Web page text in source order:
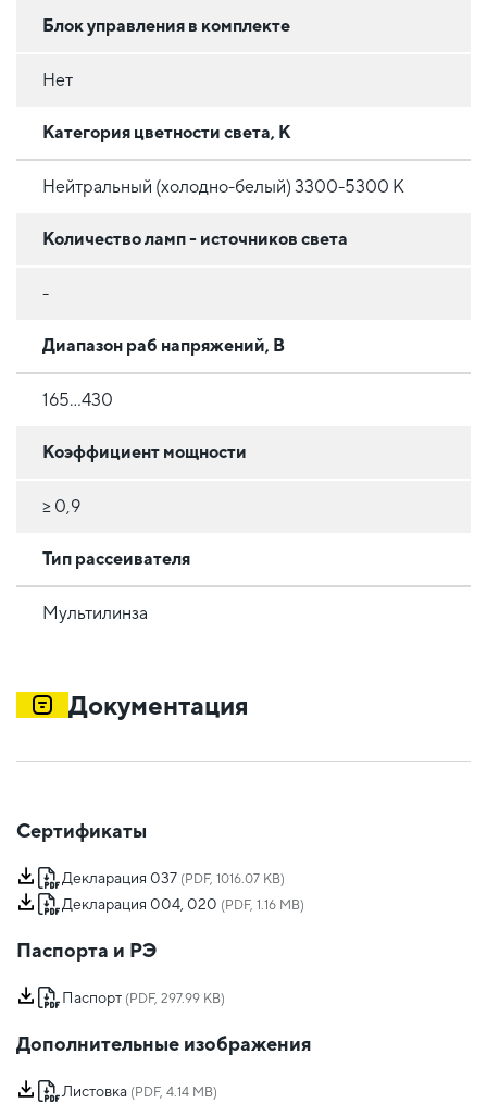
Блок управления в комплекте
Нет
Категория цветности света, К
Нейтральный (холодно-белый) 3300-5300 К
Количество ламп - источников света
-
Диапазон раб напряжений, В
165...430
Коэффициент мощности
≥ 0,9
Тип рассеивателя
Мультилинза
Документация
Сертификаты
Декларация 037 (PDF, 1016.07 KB)
Декларация 004, 020 (PDF, 1.16 MB)
Паспорта и РЭ
Паспорт (PDF, 297.99 KB)
Дополнительные изображения
Листовка (PDF, 4.14 MB)